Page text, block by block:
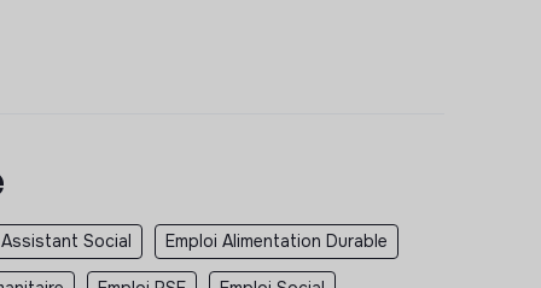
Social Emploi Alimentation Durable